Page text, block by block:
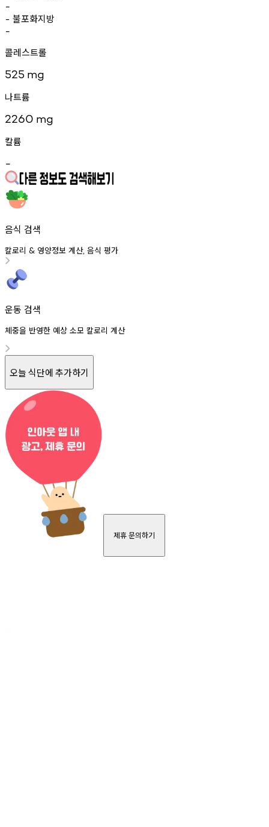
-
- 불포화지방
-
콜레스트롤
525 mg
나트륨
2260 mg
칼륨
-
음식 검색
칼로리 & 영양정보 계산, 음식 평가
운동 검색
체중을 반영한 예상 소모 칼로리 계산
오늘 식단에 추가하기
제휴 문의하기